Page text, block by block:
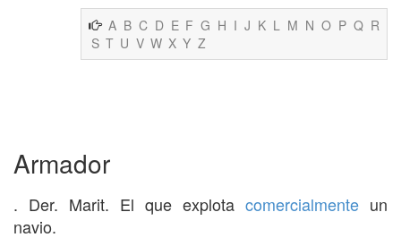
A B C D E F G H I J K L M N O P Q R
S T U V W X Y Z
Armador
. Der. Marit. El que explota comercialmente un
navio.